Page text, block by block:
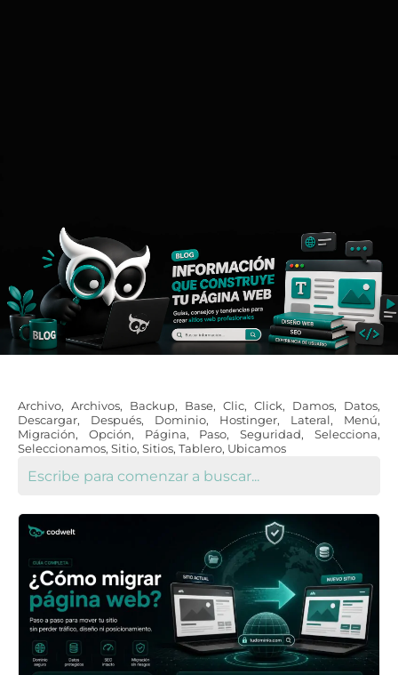
Archivo, Archivos, Backup, Base, Clic, Click, Damos, Datos,
Descargar, Después, Dominio, Hostinger, Lateral, Menú,
Migración, Opción, Página, Paso,Seguridad,Selecciona,
Seleccionamos, Sitio, Sitios, Tablero, Ubicamos